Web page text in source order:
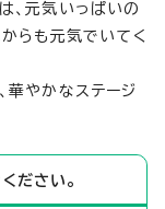
、元気いっぱいの
らも元気でいてく
華やかなステージ
ださい。